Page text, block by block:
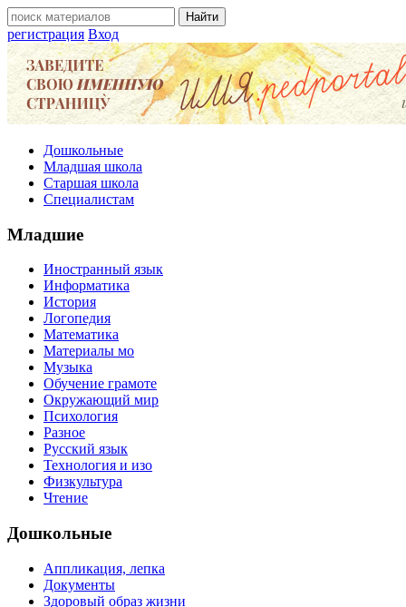
регистрация Вход
Дошкольные
Младшая школа
Старшая школа
Специалистам
Младшие
Иностранный язык
Информатика
История
Логопедия
Математика
Материалы мо
Музыка
Обучение грамоте
Окружающий мир
Психология
Разное
Русский язык
Технология и изо
Физкультура
Чтение
Дошкольные
Аппликация, лепка
Документы
Здоровый образ жизни